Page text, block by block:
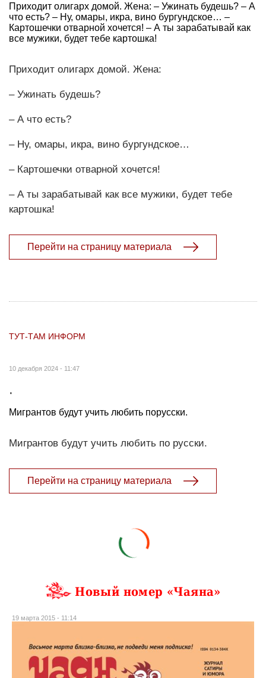
Приходит олигарх домой. Жена: – Ужинать будешь? – А
что есть? – Ну, омары, икра, вино бургундское… –
Картошечки отварной хочется! – А ты зарабатывай как
все мужики, будет тебе картошка!
Приходит олигарх домой. Жена:
– Ужинать будешь?
– А что есть?
– Ну, омары, икра, вино бургундское…
– Картошечки отварной хочется!
– А ты зарабатывай как все мужики, будет тебе
картошка!
Перейти на страницу материала
ТУТ-ТАМ ИНФОРМ
10 декабря 2024 - 11:47
.
Мигрантов будут учить любить порусски.
Мигрантов будут учить любить по русски.
Перейти на страницу материала
Новый номер «Чаяна»
19 марта 2015 - 11:14